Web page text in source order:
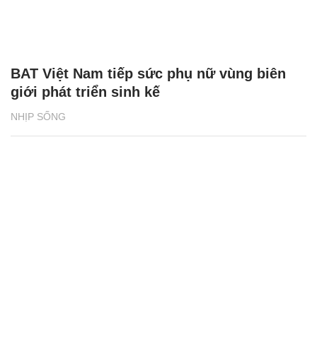
NHỊP SỐNG
BAT Việt Nam tiếp sức phụ nữ vùng biên
giới phát triển sinh kế